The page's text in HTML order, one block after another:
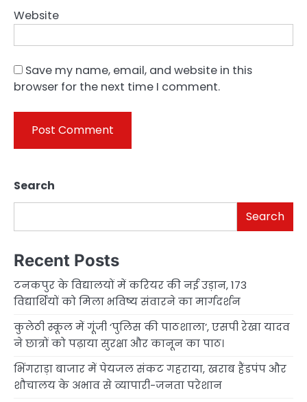
Website
Save my name, email, and website in this
browser for the next time I comment.
Search
Search
Recent Posts
टनकपुर के विद्यालयों में करियर की नई उड़ान, 173
विद्यार्थियों को मिला भविष्य संवारने का मार्गदर्शन
कुलेठी स्कूल में गूंजी ‘पुलिस की पाठशाला’, एसपी रेखा यादव
ने छात्रों को पढ़ाया सुरक्षा और कानून का पाठ।
भिंगराड़ा बाजार में पेयजल संकट गहराया, खराब हैंडपंप और
शौचालय के अभाव से व्यापारी-जनता परेशान